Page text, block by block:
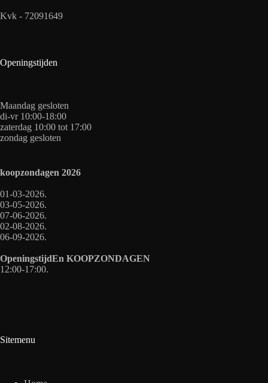
Kvk - 72091649
Openingstijden
Maandag gesloten
di-vr 10:00-18:00
zaterdag 10:00 tot 17:00
zondag gesloten
koopzondagen 2026
01-03-2026.
03-05-2026.
07-06-2026.
02-08-2026.
06-09-2026.
OpeningstijdEn KOOPZONDAGEN
12:00-17:00.
Sitemenu